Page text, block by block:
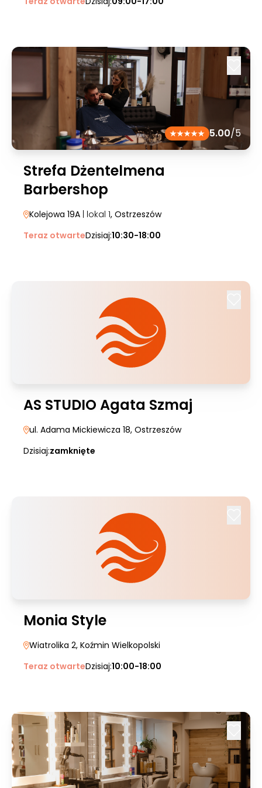
5.00/5
Strefa Dżentelmena
Barbershop
Kolejowa 19A | lokal 1, Ostrzeszów
Teraz otwarteDzisiaj:10:30-18:00
AS STUDIO Agata Szmaj
ul. Adama Mickiewicza 18, Ostrzeszów
Dzisiaj:zamknięte
Monia Style
Wiatrolika 2, Koźmin Wielkopolski
Teraz otwarteDzisiaj:10:00-18:00